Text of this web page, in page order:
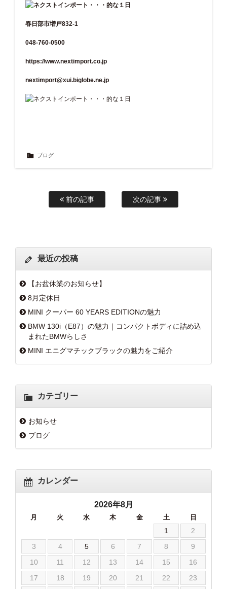
春日部市増戸832-1
048-760-0500
https://www.nextimport.co.jp
nextimport@xui.biglobe.ne.jp
ブログ
前の記事 次の記事
最近の投稿
【お盆休業のお知らせ】
8月定休日
MINI クーパー 60 YEARS EDITIONの魅力
BMW 130i（E87）の魅力｜コンパクトボディに詰め込
まれたBMWらしさ
MINI エニグマチックブラックの魅力をご紹介
カテゴリー
お知らせ
ブログ
カレンダー
2026年8月
月 火 水 木 金 土 日
1
2
3
4 5 6 7 8
9
10
11 12 13 14 15
16
17
18 19 20 21 22
23